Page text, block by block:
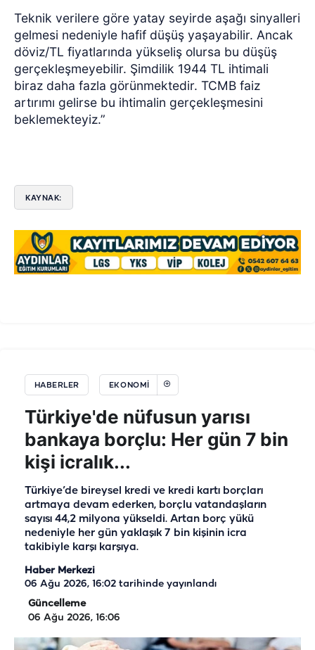
Teknik verilere göre yatay seyirde aşağı sinyalleri
gelmesi nedeniyle hafif düşüş yaşayabilir. Ancak
döviz/TL fiyatlarında yükseliş olursa bu düşüş
gerçekleşmeyebilir. Şimdilik 1944 TL ihtimali
biraz daha fazla görünmektedir. TCMB faiz
artırımı gelirse bu ihtimalin gerçekleşmesini
beklemekteyiz.”
KAYNAK:
HABERLER EKONOMI
Türkiye'de nüfusun yarısı
bankaya borçlu: Her gün 7 bin
kişi icralık...
Türkiye’de bireysel kredi ve kredi kartı borçları
artmaya devam ederken, borçlu vatandaşların
sayısı 44,2 milyona yükseldi. Artan borç yükü
nedeniyle her gün yaklaşık 7 bin kişinin icra
takibiyle karşı karşıya.
Haber Merkezi
06 Ağu 2026, 16:02 tarihinde yayınlandı
Güncelleme
06 Ağu 2026, 16:06